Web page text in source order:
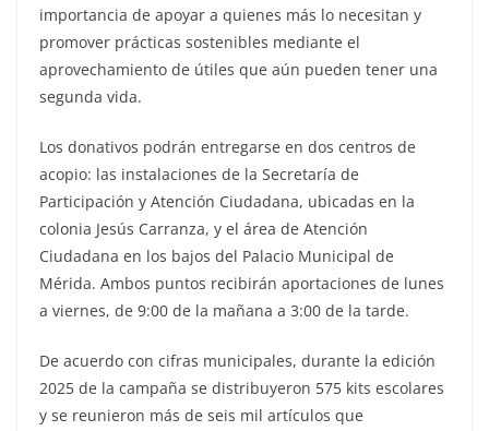
importancia de apoyar a quienes más lo necesitan y
promover prácticas sostenibles mediante el
aprovechamiento de útiles que aún pueden tener una
segunda vida.
Los donativos podrán entregarse en dos centros de
acopio: las instalaciones de la Secretaría de
Participación y Atención Ciudadana, ubicadas en la
colonia Jesús Carranza, y el área de Atención
Ciudadana en los bajos del Palacio Municipal de
Mérida. Ambos puntos recibirán aportaciones de lunes
a viernes, de 9:00 de la mañana a 3:00 de la tarde.
De acuerdo con cifras municipales, durante la edición
2025 de la campaña se distribuyeron 575 kits escolares
y se reunieron más de seis mil artículos que